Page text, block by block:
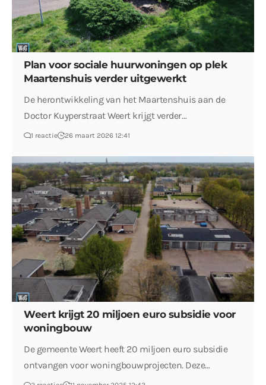
Plan voor sociale huurwoningen op plek
Maartenshuis verder uitgewerkt
De herontwikkeling van het Maartenshuis aan de
Doctor Kuyperstraat Weert krijgt verder…
1 reactie 26 maart 2026 12:41
Weert krijgt 20 miljoen euro subsidie voor
woningbouw
De gemeente Weert heeft 20 miljoen euro subsidie
ontvangen voor woningbouwprojecten. Deze…